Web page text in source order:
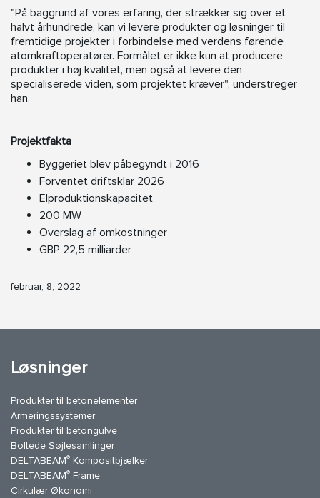
"På baggrund af vores erfaring, der strækker sig over et
halvt århundrede, kan vi levere produkter og løsninger til
fremtidige projekter i forbindelse med verdens førende
atomkraftoperatører. Formålet er ikke kun at producere
produkter i høj kvalitet, men også at levere den
specialiserede viden, som projektet kræver", understreger
han.
Projektfakta
Byggeriet blev påbegyndt i 2016
Forventet driftsklar 2026
Elproduktionskapacitet
200 MW
Overslag af omkostninger
GBP 22,5 milliarder
februar, 8, 2022
Løsninger
Produkter til betonelementer
Armeringssystemer
Produkter til betongulve
Boltede Søjlesamlinger
DELTABEAM® Kompositbjælker
DELTABEAM® Frame
Cirkulær Økonomi